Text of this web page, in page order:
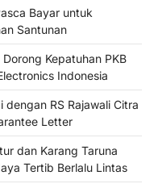
Bayar untuk
Santunan
Kepatuhan PKB
Indonesia
dengan RS Rajawali Citra
Letter
dan Karang Taruna
Tertib Berlalu Lintas